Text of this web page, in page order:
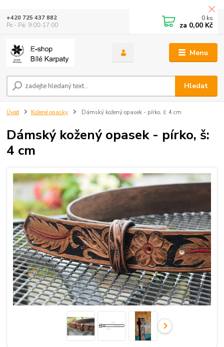
Menu
Hledat
+420 725 437 882
Po - Pá: 9:00-17:00
0 ks
za 0,00 Kč
Úvod Kožené opasky Dámský kožený opasek - pírko, š: 4 cm
Dámský kožený opasek - pírko, š:
4 cm